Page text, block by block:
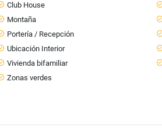
Club House
Montaña
Portería / Recepción
Ubicación Interior
Vivienda bifamiliar
Zonas verdes